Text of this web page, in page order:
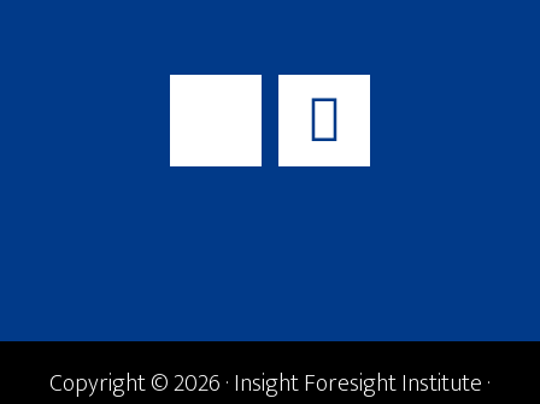
Copyright © 2026 · Insight Foresight Institute ·